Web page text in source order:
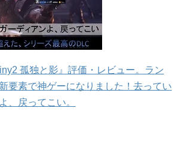
孤独と影』評価・レビュー。ラン
要素で神ゲーになりました！去ってい
、戻ってこい。